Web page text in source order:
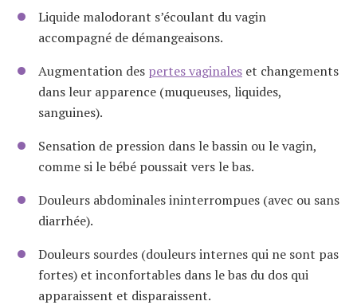
Liquide malodorant s’écoulant du vagin
accompagné de démangeaisons.
Augmentation des pertes vaginales et changements
dans leur apparence (muqueuses, liquides,
sanguines).
Sensation de pression dans le bassin ou le vagin,
comme si le bébé poussait vers le bas.
Douleurs abdominales ininterrompues (avec ou sans
diarrhée).
Douleurs sourdes (douleurs internes qui ne sont pas
fortes) et inconfortables dans le bas du dos qui
apparaissent et disparaissent.